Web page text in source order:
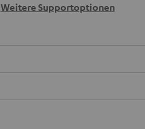
Weitere Supportoptionen